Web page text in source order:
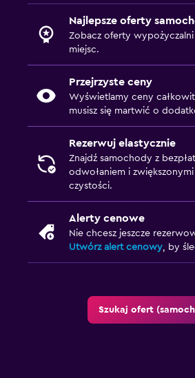
Najlepsze oferty
Zobacz oferty
miejsc.
Przejrzyste ceny
Wyświetlamy ceny
musisz się martwić o
Rezerwuj elastycznie
Znajdź samochody z
odwołaniem i
czystości.
Alerty cenowe
Nie chcesz jeszcze
Utwórz alert cenowy, by
Szukaj ofert